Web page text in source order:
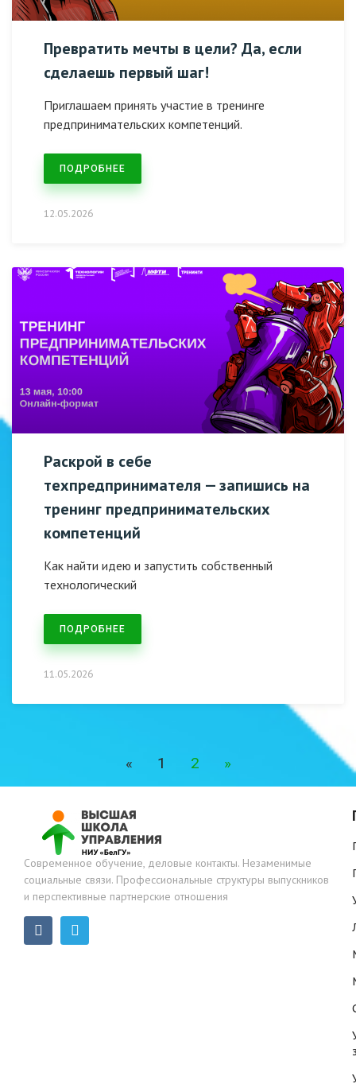
Превратить мечты в цели? Да, если
сделаешь первый шаг!
Приглашаем принять участие в тренинге
предпринимательских компетенций.
ПОДРОБНЕЕ
12.05.2026
Раскрой в себе
техпредпринимателя — запишись на
тренинг предпринимательских
компетенций
Как найти идею и запустить собственный
технологический
ПОДРОБНЕЕ
11.05.2026
« 1 2 »
Современное обучение, деловые контакты. Незаменимые
социальные связи. Профессиональные структуры выпускников
и перспективные партнерские отношения